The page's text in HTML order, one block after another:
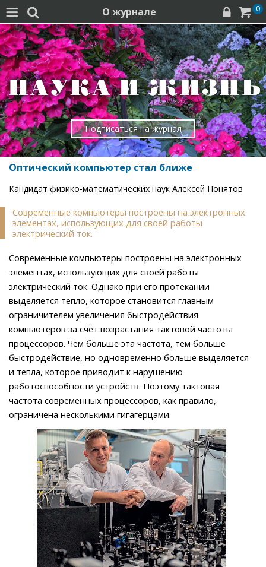
  О журнале   0
Подписаться на журнал
Оптический компьютер стал ближе
Кандидат физико-математических наук Алексей Понятов
Современные компьютеры построены на электронных
элементах, использующих для своей работы
электрический ток.
Современные компьютеры построены на электронных
элементах, использующих для своей работы
электрический ток. Однако при его протекании
выделяется тепло, которое становится главным
ограничителем увеличения быстродействия
компьютеров за счёт возрастания тактовой частоты
процессоров. Чем больше эта частота, тем больше
быстродействие, но одновременно больше выделяется
и тепла, которое приводит к нарушению
работоспособности устройств. Поэтому тактовая
частота современных процессоров, как правило,
ограничена несколькими гигагерцами.